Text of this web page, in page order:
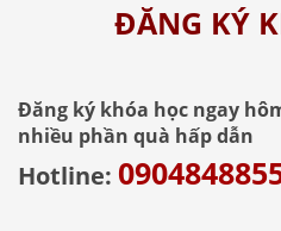
ĐĂNG KÝ
Đăng ký khóa học ngay
nhiều phần quà hấp dẫn
Hotline: